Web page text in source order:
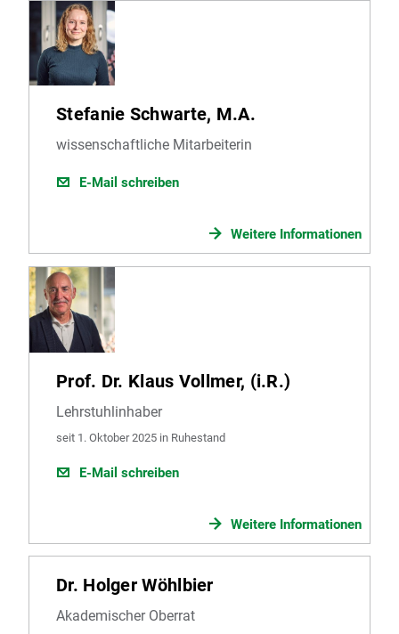
Stefanie Schwarte, M.A.
wissenschaftliche Mitarbeiterin
E-Mail schreiben
Weitere Informationen
Prof. Dr. Klaus Vollmer, (i.R.)
Lehrstuhlinhaber
seit 1. Oktober 2025 in Ruhestand
E-Mail schreiben
Weitere Informationen
Dr. Holger Wöhlbier
Akademischer Oberrat